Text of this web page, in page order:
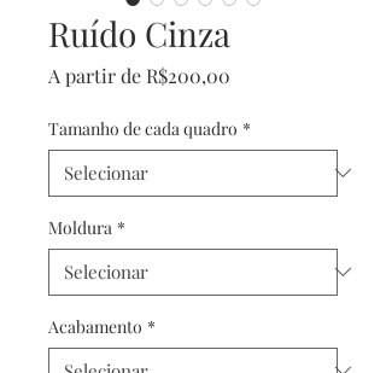
Ruído Cinza
A partir de R$200,00
Tamanho de cada quadro *
Moldura *
Acabamento *